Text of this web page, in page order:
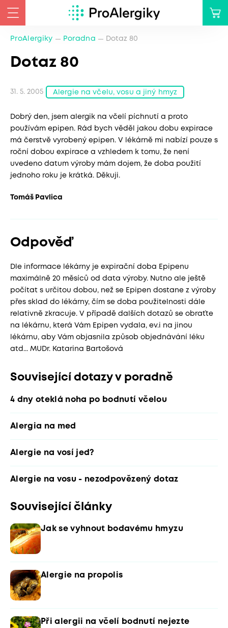
ProAlergiky Poradna Dotaz 80
Dotaz 80
31. 5. 2005 Alergie na včelu, vosu a jiný hmyz
Dobrý den, jsem alergik na včelí píchnutí a proto
používám epipen. Rád bych věděl jakou dobu expirace
má čerstvě vyrobený epipen. V lékárně mi nabízí pouze s
roční dobou expirace a vzhledem k tomu, že není
uvedeno datum výroby mám dojem, že doba použití
jednoho roku je krátká. Děkuji.
Tomáš Pavlica
Odpověď
Dle informace lékárny je expirační doba Epipenu
maximálně 20 měsíců od data výroby. Nutno ale ještě
počítat s určitou dobou, než se Epipen dostane z výroby
přes sklad do lékárny, čím se doba použitelnosti dále
relativně zkracuje. V případě dalších dotazů se obraťte
na lékárnu, která Vám Epipen vydala, ev.i na jinou
lékárnu, aby Vám objasnila způsob objednávání léku
atd... MUDr. Katarina Bartošová
Související dotazy v poradně
4 dny oteklá noha po bodnutí včelou
Alergia na med
Alergie na vosí jed?
Alergie na vosu - nezodpovězený dotaz
Související články
Jak se vyhnout bodavému hmyzu
Alergie na propolis
Při alergii na včelí bodnutí nejezte